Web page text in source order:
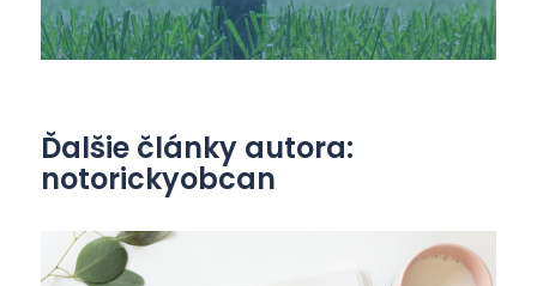
Ďalšie články autora:
notorickyobcan